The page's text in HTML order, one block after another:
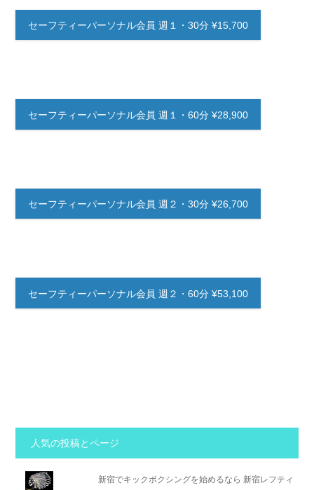
セーフティーパーソナル会員 週１・30分 ¥15,700
セーフティーパーソナル会員 週１・60分 ¥28,900
セーフティーパーソナル会員 週２・30分 ¥26,700
セーフティーパーソナル会員 週２・60分 ¥53,100
人気の投稿とページ
新宿でキックボクシングを始めるなら 新宿レフティ